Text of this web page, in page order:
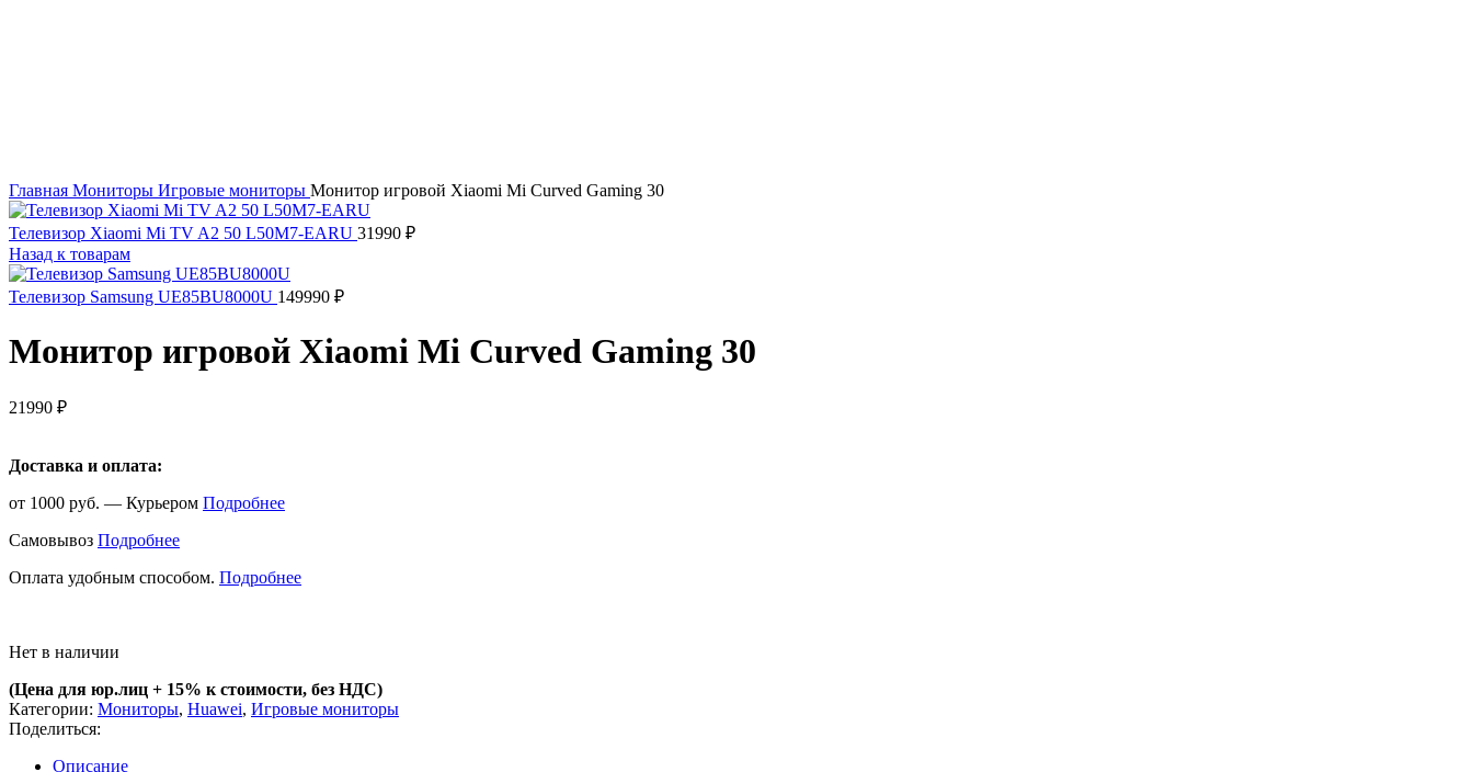
Главная Мониторы Игровые мониторы Монитор игровой Xiaomi Mi Curved Gaming 30
Телевизор Xiaomi Mi TV A2 50 L50M7-EARU 31990 ₽
Назад к товарам
Телевизор Samsung UE85BU8000U 149990 ₽
Монитор игровой Xiaomi Mi Curved Gaming 30
21990 ₽
Доставка и оплата:
от 1000 руб. — Курьером Подробнее
Самовывоз Подробнее
Оплата удобным способом. Подробнее
Нет в наличии
(Цена для юр.лиц + 15% к стоимости, без НДС)
Категории: Мониторы, Huawei, Игровые мониторы
Поделиться:
Описание